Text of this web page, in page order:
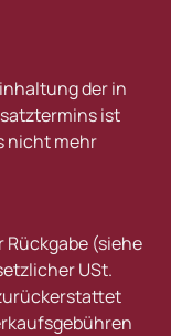
der in
ist
nicht mehr
Rückgabe (siehe
USt.